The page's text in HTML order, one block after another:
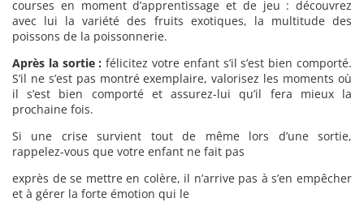
courses en moment d’apprentissage et de jeu : découvrez
avec lui la variété des fruits exotiques, la multitude des
poissons de la poissonnerie.
Après la sortie :félicitez votre enfant s’il s’est bien comporté.
S’il ne s’est pas montré exemplaire, valorisez les moments où
il s’est bien comporté et assurez-lui qu’il fera mieux la
prochaine fois.
Si une crise survient tout de même lors d’une sortie,
rappelez-vous que votre enfant ne fait pas
exprès de se mettre en colère, il n’arrive pas à s’en empêcher
et à gérer la forte émotion qui le